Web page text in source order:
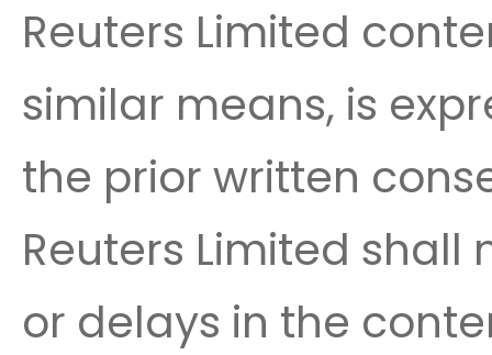
Reuters Limited
similar means, is
the prior written
Reuters Limited
or delays in the